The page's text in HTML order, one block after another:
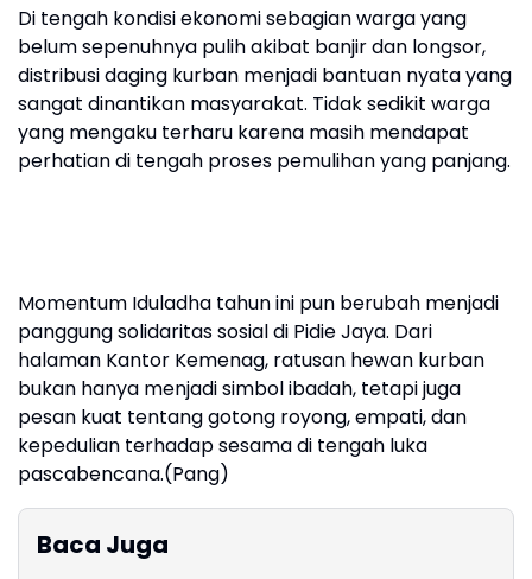
Di tengah kondisi ekonomi sebagian warga yang
belum sepenuhnya pulih akibat banjir dan longsor,
distribusi daging kurban menjadi bantuan nyata yang
sangat dinantikan masyarakat. Tidak sedikit warga
yang mengaku terharu karena masih mendapat
perhatian di tengah proses pemulihan yang panjang.
Momentum Iduladha tahun ini pun berubah menjadi
panggung solidaritas sosial di Pidie Jaya. Dari
halaman Kantor Kemenag, ratusan hewan kurban
bukan hanya menjadi simbol ibadah, tetapi juga
pesan kuat tentang gotong royong, empati, dan
kepedulian terhadap sesama di tengah luka
pascabencana.(Pang)
Baca Juga